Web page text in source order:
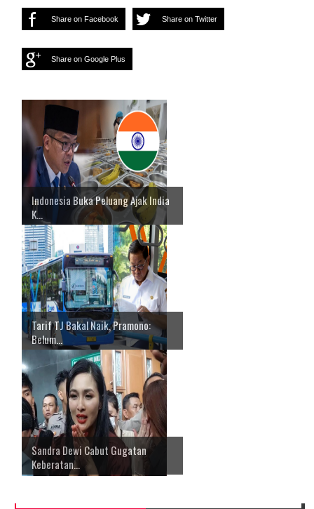
Share on Facebook Share on Twitter
Share on Google Plus
Indonesia Buka Peluang Ajak India
K...
Tarif TJ Bakal Naik, Pramono:
Belum...
Sandra Dewi Cabut Gugatan
Keberatan...